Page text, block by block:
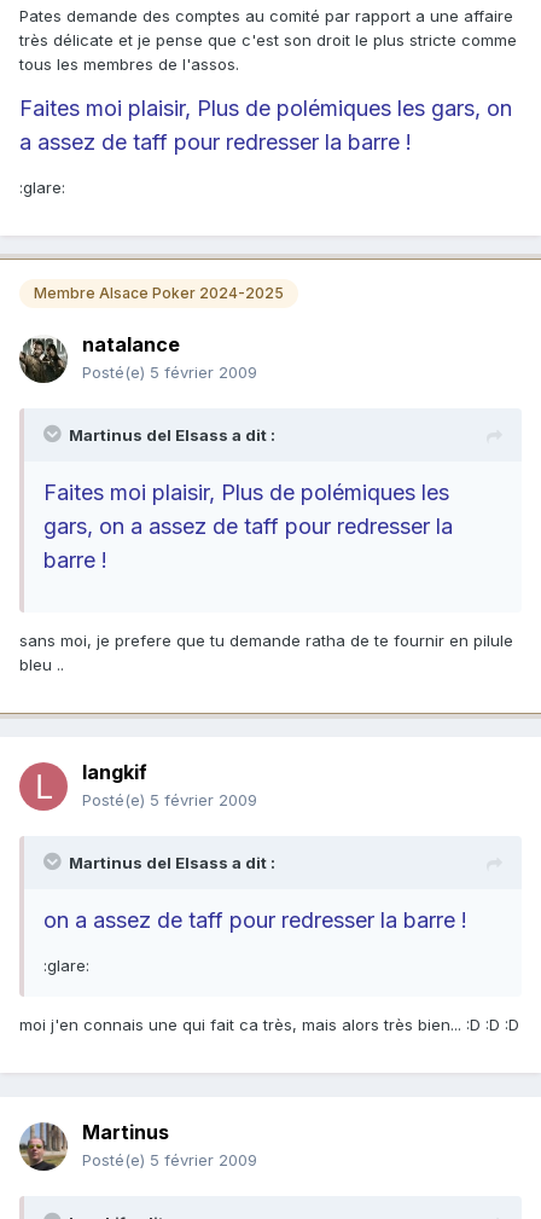
Pates demande des comptes au comité par rapport a une affaire
très délicate et je pense que c'est son droit le plus stricte comme
tous les membres de l'assos.
Faites moi plaisir, Plus de polémiques les gars, on
a assez de taff pour redresser la barre !
:glare:
Membre Alsace Poker 2024-2025
natalance
Posté(e) 5 février 2009
Martinus del Elsass a dit :
Faites moi plaisir, Plus de polémiques les
gars, on a assez de taff pour redresser la
barre !
sans moi, je prefere que tu demande ratha de te fournir en pilule
bleu ..
langkif
Posté(e) 5 février 2009
Martinus del Elsass a dit :
on a assez de taff pour redresser la barre !
:glare:
moi j'en connais une qui fait ca très, mais alors très bien... :D :D :D
Martinus
Posté(e) 5 février 2009